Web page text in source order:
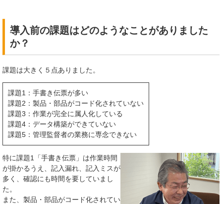
導入前の課題はどのようなことがありました
か？
課題は大きく５点ありました。
課題1：手書き伝票が多い
課題2：製品・部品がコード化されていない
課題3：作業が完全に属人化している
課題4：データ構築ができていない
課題5：管理監督者の業務に専念できない
特に課題1「手書き伝票」は作業時間
が掛かるうえ、記入漏れ、記入ミスが
多く、確認にも時間を要していまし
た。
また、製品・部品がコード化されてい